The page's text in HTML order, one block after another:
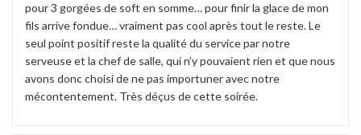
pour 3 gorgées de soft en somme… pour finir la glace de mon
fils arrive fondue… vraiment pas cool après tout le reste. Le
seul point positif reste la qualité du service par notre
serveuse et la chef de salle, qui n’y pouvaient rien et que nous
avons donc choisi de ne pas importuner avec notre
mécontentement. Très déçus de cette soirée.